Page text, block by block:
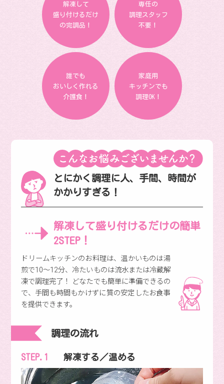
解凍して
盛り付けるだけ
の完調品！
専任の
調理スタッフ
不要！
誰でも
おいしく作れる
介護食！
家庭用
キッチンでも
調理OK！
とにかく調理に人、手間、時間が
かかりすぎる！
解凍して盛り付けるだけの簡単
2STEP！
ドリームキッチンのお料理は、温かいものは湯
煎で10〜12分、冷たいものは流水または冷蔵解
凍で調理完了！ どなたでも簡単に準備できるの
で、手間も時間もかけずに質の安定したお食事
を提供できます。
調理の流れ
STEP.1 解凍する／温める